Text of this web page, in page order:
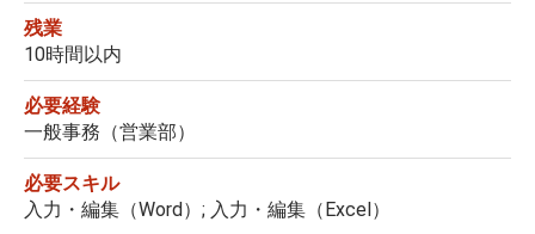
残業
10時間以内
必要経験
一般事務（営業部）
必要スキル
入力・編集（Word）; 入力・編集（Excel）